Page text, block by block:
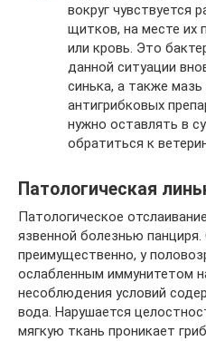
вокруг чувствуется
щитков, на месте их
или кровь. Это
данной ситуации
синька, а также
антигрибковых
нужно оставлять в
обратиться к
Патологическая
Патологическое
язвенной болезнью панциря.
преимущественно, у
ослабленным иммунитетом
несоблюдения условий
вода. Нарушается
мягкую ткань проникает